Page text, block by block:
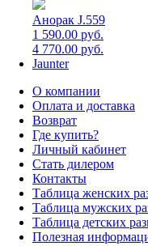
Анорак J.559
1 590.00 руб.
4 770.00 руб.
Jaunter
О компании
Оплата и доставка
Возврат
Где купить?
Личный кабинет
Стать дилером
Контакты
Таблица женских
Таблица мужских
Таблица детских
Полезная